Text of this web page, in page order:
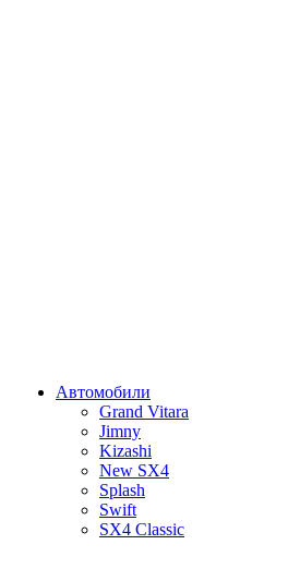
Автомобили
Grand Vitara
Jimny
Kizashi
New SX4
Splash
Swift
SX4 Classic